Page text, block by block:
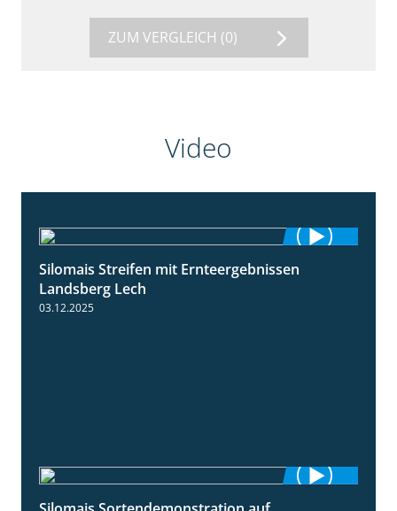
ZUM VERGLEICH (0)
Video
11:01
Silomais Streifen mit Ernteergebnissen
Landsberg Lech
03.12.2025